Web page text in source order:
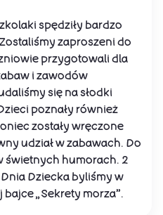
spędziły bardzo
zaproszeni do
przygotowali dla
i zawodów
się na słodki
poznały również
zostały wręczone
udział w zabawach. Do
świetnych humorach. 2
Dziecka byliśmy w
„Sekrety morza”.